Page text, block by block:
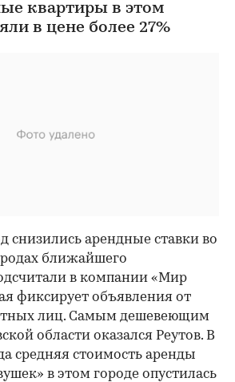
квартиры в этом
в цене более 27%
снизились арендные ставки во
ближайшего
в компании «Мир
фиксирует объявления от
лиц. Самым дешевеющим
области оказался Реутов. В
средняя стоимость аренды
в этом городе опустилась